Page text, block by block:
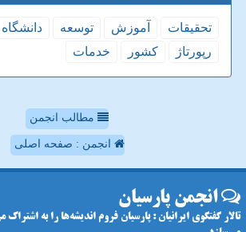
تحقیقات آموزش توسعه دانشگاه
رپورتاژ
كشور خدمات
مطالب انجمن
انجمن : صفحه اصلی
انجمن پارسیان
تالار گفتگوی ایرانیان : پارسیان فروم اندیشه‌ها را به